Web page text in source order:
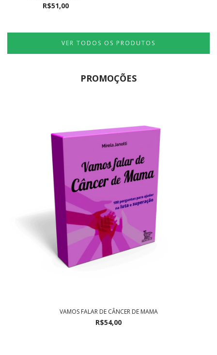
R$51,00
VER TODOS OS PRODUTOS
PROMOÇÕES
VAMOS FALAR DE CÂNCER DE MAMA
R$54,00